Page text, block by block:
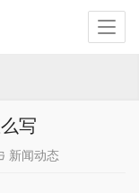
写
新闻动态